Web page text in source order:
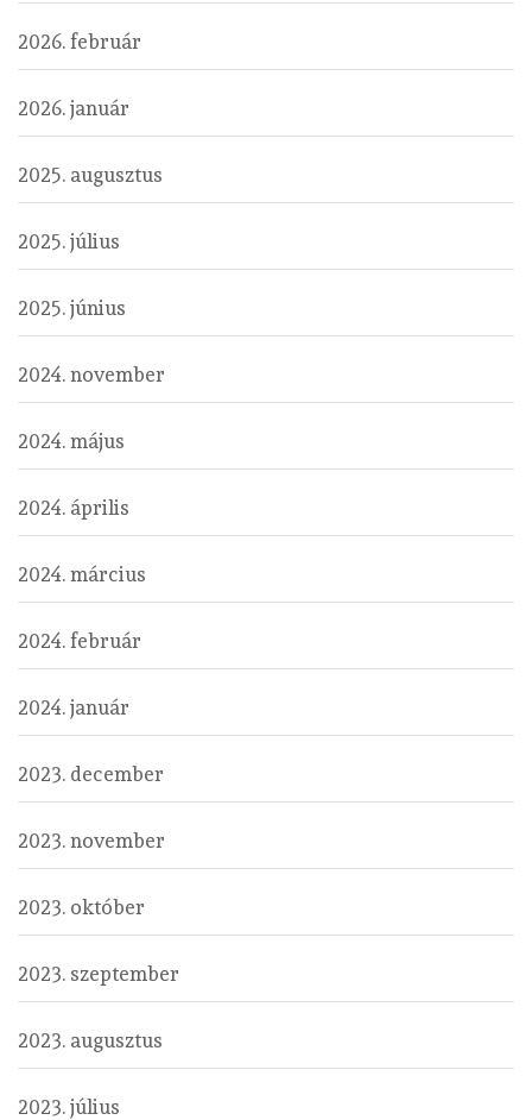
2026. február
2026. január
2025. augusztus
2025. július
2025. június
2024. november
2024. május
2024. április
2024. március
2024. február
2024. január
2023. december
2023. november
2023. október
2023. szeptember
2023. augusztus
2023. július